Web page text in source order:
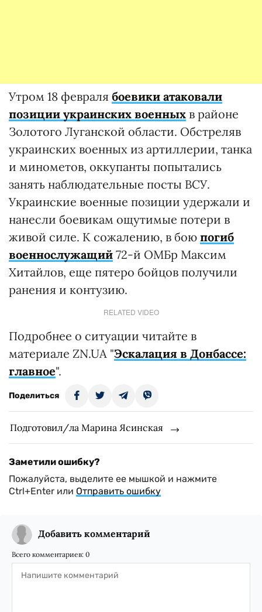
Утром 18 февраля боевики атаковали
позиции украинских военных в районе
Золотого Луганской области. Обстреляв
украинских военных из артиллерии, танка
и минометов, оккупанты попытались
занять наблюдательные посты ВСУ.
Украинские военные позиции удержали и
нанесли боевикам ощутимые потери в
живой силе. К сожалению, в бою погиб
военнослужащий 72-й ОМБр Максим
Хитайлов, еще пятеро бойцов получили
ранения и контузию.
RELATED VIDEO
Подробнее о ситуации читайте в
материале ZN.UA "Эскалация в Донбассе:
главное".
Поделиться
Подготовил/ла Марина Ясинская
Заметили ошибку?
Пожалуйста, выделите ее мышкой и нажмите
Ctrl+Enter или Отправить ошибку
Добавить комментарий
Всего комментариев: 0